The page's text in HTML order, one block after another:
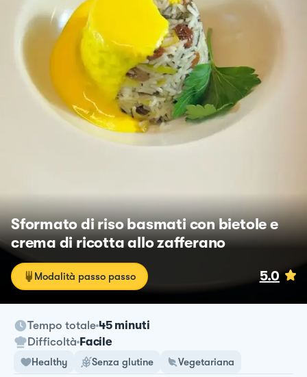
Sformato di riso basmati con bietole e
crema di ricotta allo zafferano
Modalità passo passo 5.0
Tempo totale 45 minuti
Difficoltà Facile
Healthy Senza glutine Vegetariana